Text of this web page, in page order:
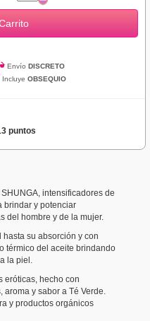
Envío DISCRETO
Incluye OBSEQUIO
puntos
intensificadores de
brindar y potenciar
del hombre y de la mujer.
su absorción y con
térmico del aceite brindando
la piel.
eróticas, hecho con
aroma y sabor a Té Verde.
y productos orgánicos